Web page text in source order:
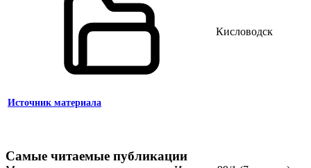
Кисловодск
Источник материала
Самые читаемые публикации